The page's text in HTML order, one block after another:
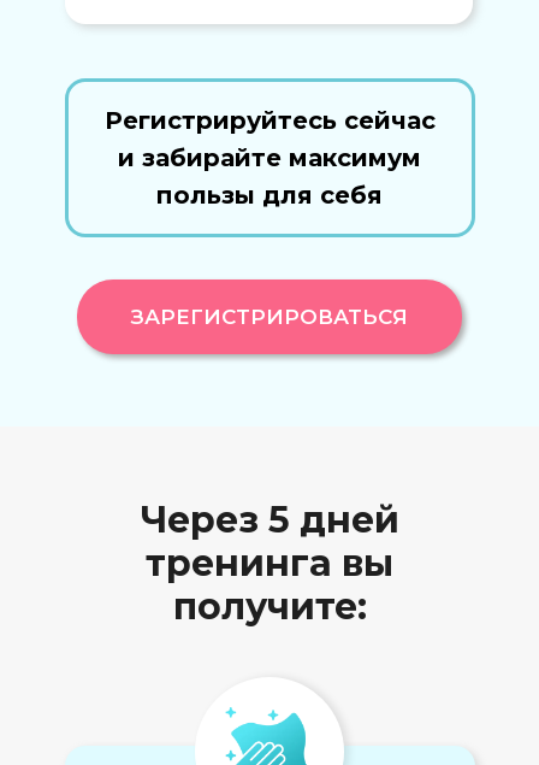
Регистрируйтесь сейчас
и забирайте максимум
пользы для себя
ЗАРЕГИСТРИРОВАТЬСЯ
Через 5 дней
тренинга вы
получите: